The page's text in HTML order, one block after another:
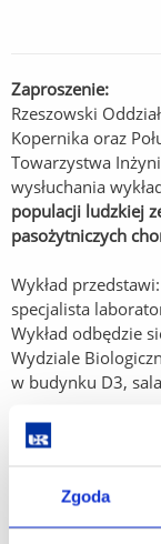
Zgoda
Zaproszenie:
Rzeszowski
Kopernika oraz
Towarzystwa
wysłuchania
populacji ludzkiej
pasożytniczych
Wykład
specjalista
Wykład odbędzie
Wydziale
w budynku D3,
Podkarpacka
zrównoważonego